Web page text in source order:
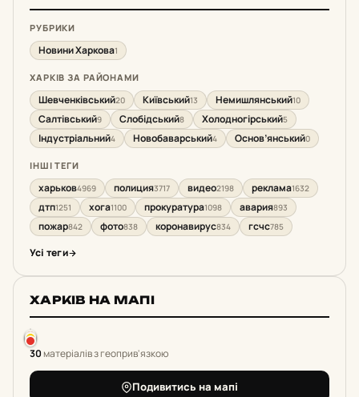
РУБРИКИ
Новини Харкова1
ХАРКІВ ЗА РАЙОНАМИ
Шевченківський20 Київський13 Немишлянський10
Салтівський9 Слобідський8 Холодногірський5
Індустріальний4 Новобаварський4 Основ’янський0
ІНШІ ТЕГИ
харьков4969 полиция3717 видео2198 реклама1632
дтп1251 хога1100 прокуратура1098 авария893
пожар842 фото838 коронавирус834 гсчс785
Усі теги
ХАРКІВ НА МАПІ
30матеріалів з геоприв'язкою
Подивитись на мапі